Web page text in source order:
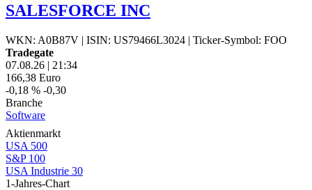
SALESFORCE INC
WKN: A0B87V | ISIN: US79466L3024 | Ticker-Symbol: FOO
Tradegate
07.08.26 | 21:34
166,38 Euro
-0,18 % -0,30
Branche
Software
Aktienmarkt
USA 500
S&P 100
USA Industrie 30
1-Jahres-Chart